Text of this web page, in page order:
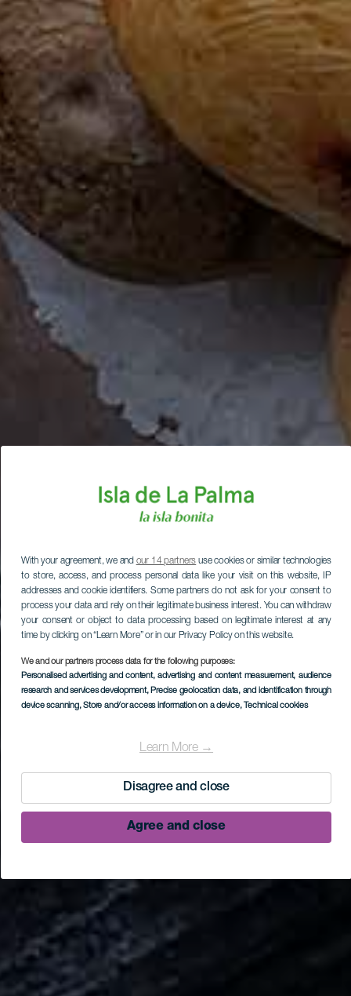
With your agreement, we and our 14 partners use cookies or similar technologies
to store, access, and process personal data like your visit on this website, IP
addresses and cookie identifiers. Some partners do not ask for your consent to
process your data and rely on their legitimate business interest. You can withdraw
your consent or object to data processing based on legitimate interest at any
time by clicking on “Learn More” or in our Privacy Policy on this website.
We and our partners process data for the following purposes:
Personalised advertising and content, advertising and content measurement, audience
research and services development, Precise geolocation data, and identification through
device scanning, Store and/or access information on a device, Technical cookies
Learn More →
Disagree and close
Agree and close